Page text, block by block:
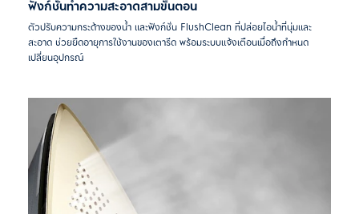
ฟังก์ชั่นทำความสะอาดสามขั้นตอน
ตัวปรับความกระด้างของน้ำ และฟังก์ชั่น FlushClean ที่ปล่อยไอน้ำที่นุ่มและ
สะอาด ช่วยยืดอายุการใช้งานของเตารีด พร้อมระบบแจ้งเตือนเมื่อถึงกำหนด
เปลี่ยนอุปกรณ์